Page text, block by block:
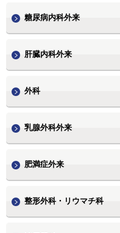
糖尿病内科外来
肝臓内科外来
外科
乳腺外科外来
肥満症外来
整形外科・リウマチ科